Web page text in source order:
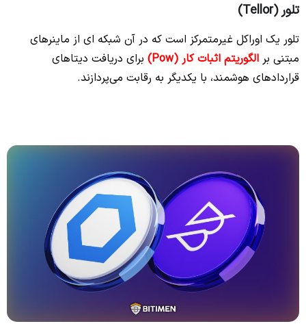
تلور (Tellor)
تلور یک اوراکل غیرمتمرکز است که در آن شبکه ای از ماینرهای
مبتنی بر الگوریتم اثبات کار (Pow)
برای دریافت دیتاهای
قراردادهای هوشمند، با یکدیگر به رقابت می‌پردازند.